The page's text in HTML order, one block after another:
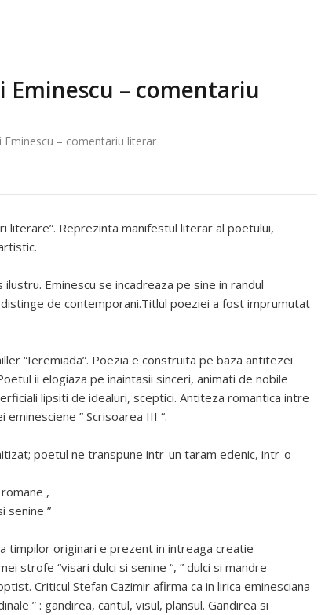
Eminescu – comentariu
Eminescu – comentariu literar
literare”. Reprezinta manifestul literar al poetului,
ilustru. Eminescu se incadreaza pe sine in randul
de contemporani.Titlul poeziei a fost imprumutat
“Ieremiada”. Poezia e construita pe baza antitezei
ii elogiaza pe inaintasii sinceri, animati de nobile
lipsiti de idealuri, sceptici. Antiteza romantica intre
” Scrisoarea III “.
poetul ne transpune intr-un taram edenic, intr-o
,
senine ”
timpilor originari e prezent in intreaga creatie
strofe “visari dulci si senine “, ” dulci si mandre
Criticul Stefan Cazimir afirma ca in lirica eminesciana
” : gandirea, cantul, visul, plansul. Gandirea si